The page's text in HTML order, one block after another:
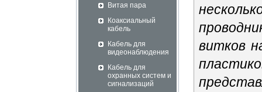
витков
Витая пара
Коаксиальный
кабель
Кабель для
видеонаблюдения
Кабель для
охранных систем и
сигнализаций